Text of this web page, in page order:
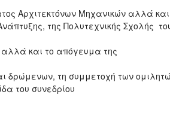
Αρχιτεκτόνων Μηχανικών αλλά και
της Πολυτεχνικής Σχολής
αλλά και το απόγευμα της
δρώμενων, τη συμμετοχή των
του συνεδρίου